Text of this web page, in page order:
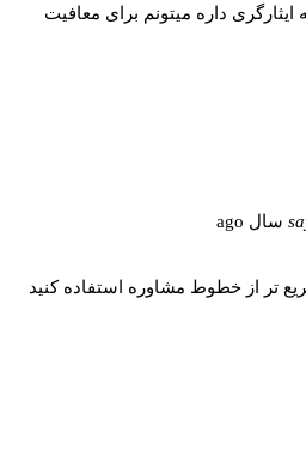
ایثارگری داره میتونم برای معافیت
از خطوط مشاوره استفاده کنید